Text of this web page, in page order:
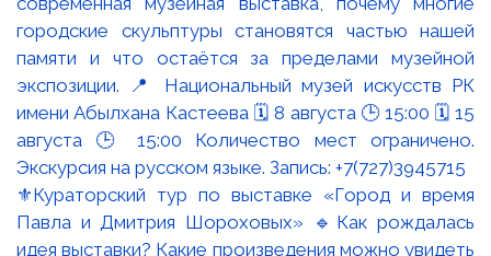
⚜️Кураторский тур по выставке «Город и время
Павла и Дмитрия Шороховых» 🔹Как рождалась
идея выставки? Какие произведения можно увидеть